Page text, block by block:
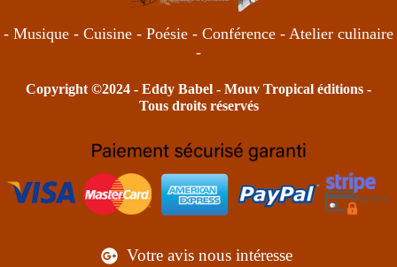
- Musique - Cuisine - Poésie - Conférence - Atelier culinaire
-
Copyright ©2024 - Eddy Babel - Mouv Tropical éditions -
Tous droits réservés
Votre avis nous intéresse